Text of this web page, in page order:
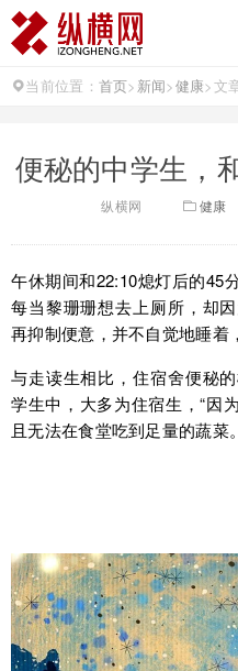
当前位置： 首页> 新闻>健康>文
便秘的中学生，
纵横网 健康
午休期间和22:10熄灯后的45
每当黎珊珊想去上厕所，却
再抑制便意，并不自觉地睡着
与走读生相比，住宿舍便秘
学生中，大多为住宿生，“因
且无法在食堂吃到足量的蔬菜